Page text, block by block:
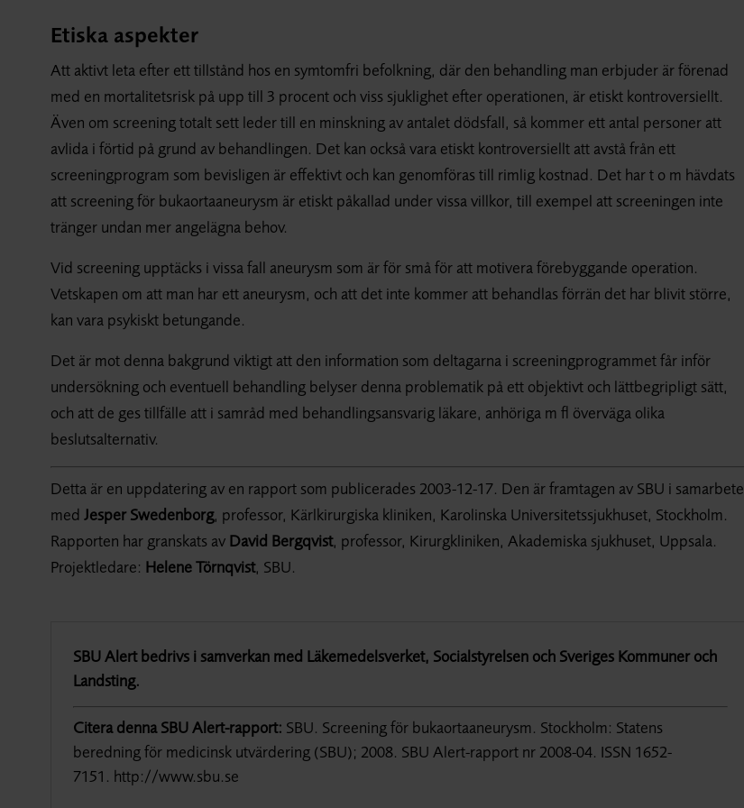
Etiska aspekter
Att aktivt leta efter ett tillstånd hos en symtomfri befolkning, där den behandling man erbjuder är förenad
med en mortalitetsrisk på upp till 3 procent och viss sjuklighet efter operationen, är etiskt kontroversiellt.
Även om screening totalt sett leder till en minskning av antalet dödsfall, så kommer ett antal personer att
avlida i förtid på grund av behandlingen. Det kan också vara etiskt kontroversiellt att avstå från ett
screeningprogram som bevisligen är effektivt och kan genomföras till rimlig kostnad. Det har t o m hävdats
att screening för bukaortaaneurysm är etiskt påkallad under vissa villkor, till exempel att screeningen inte
tränger undan mer angelägna behov.
Vid screening upptäcks i vissa fall aneurysm som är för små för att motivera förebyggande operation.
Vetskapen om att man har ett aneurysm, och att det inte kommer att behandlas förrän det har blivit större,
kan vara psykiskt betungande.
Det är mot denna bakgrund viktigt att den information som deltagarna i screeningprogrammet får inför
undersökning och eventuell behandling belyser denna problematik på ett objektivt och lättbegripligt sätt,
och att de ges tillfälle att i samråd med behandlingsansvarig läkare, anhöriga m fl överväga olika
beslutsalternativ.
Detta är en uppdatering av en rapport som publicerades 2003-12-17. Den är framtagen av SBU i samarbete
med Jesper Swedenborg, professor, Kärlkirurgiska kliniken, Karolinska Universitetssjukhuset, Stockholm.
Rapporten har granskats av David Bergqvist, professor, Kirurgkliniken, Akademiska sjukhuset, Uppsala.
Projektledare: Helene Törnqvist, SBU.
SBU Alert bedrivs i samverkan med Läkemedelsverket, Socialstyrelsen och Sveriges Kommuner och
Landsting.
Citera denna SBU Alert-rapport: SBU. Screening för bukaortaaneurysm. Stockholm: Statens
beredning för medicinsk utvärdering (SBU); 2008. SBU Alert-rapport nr 2008-04. ISSN 1652-
7151. http://www.sbu.se